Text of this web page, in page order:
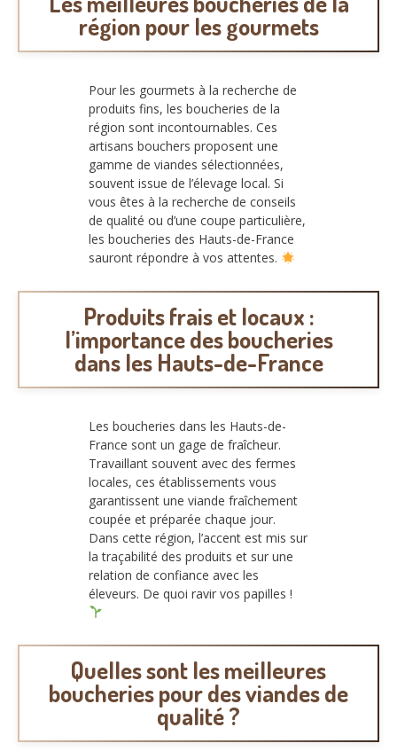
région pour les gourmets
Pour les gourmets à la recherche de
produits fins, les boucheries de la
région sont incontournables. Ces
artisans bouchers proposent une
gamme de viandes sélectionnées,
souvent issue de l’élevage local. Si
vous êtes à la recherche de conseils
de qualité ou d’une coupe particulière,
les boucheries des Hauts-de-France
sauront répondre à vos attentes.
Produits frais et locaux :
l’importance des boucheries
dans les Hauts-de-France
Les boucheries dans les Hauts-de-
France sont un gage de fraîcheur.
Travaillant souvent avec des fermes
locales, ces établissements vous
garantissent une viande fraîchement
coupée et préparée chaque jour.
Dans cette région, l’accent est mis sur
la traçabilité des produits et sur une
relation de confiance avec les
éleveurs. De quoi ravir vos papilles !
Quelles sont les meilleures
boucheries pour des viandes de
qualité ?